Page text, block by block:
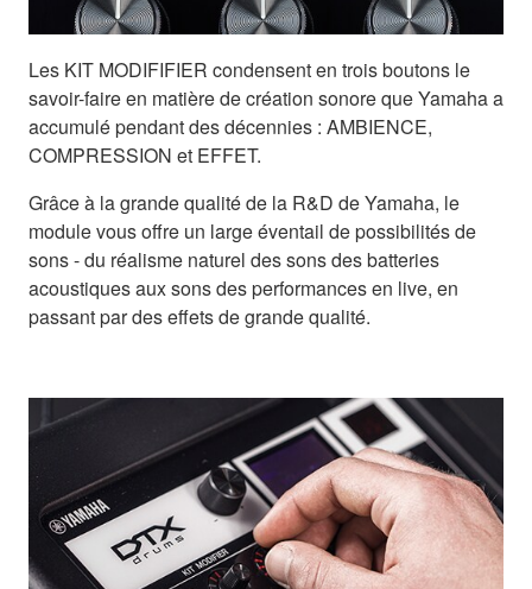
Les KIT MODIFIFIER condensent en trois boutons le
savoir-faire en matière de création sonore que Yamaha a
accumulé pendant des décennies : AMBIENCE,
COMPRESSION et EFFET.
Grâce à la grande qualité de la R&D de Yamaha, le
module vous offre un large éventail de possibilités de
sons - du réalisme naturel des sons des batteries
acoustiques aux sons des performances en live, en
passant par des effets de grande qualité.